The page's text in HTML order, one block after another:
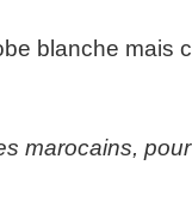
blanche mais
marocains,